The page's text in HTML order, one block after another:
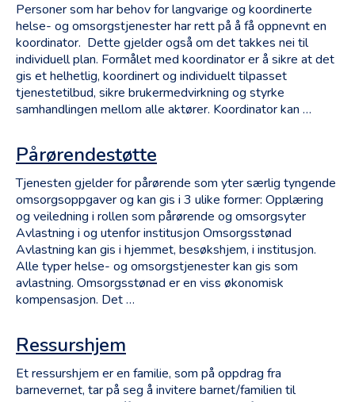
Personer som har behov for langvarige og koordinerte
helse- og omsorgstjenester har rett på å få oppnevnt en
koordinator. Dette gjelder også om det takkes nei til
individuell plan. Formålet med koordinator er å sikre at det
gis et helhetlig, koordinert og individuelt tilpasset
tjenestetilbud, sikre brukermedvirkning og styrke
samhandlingen mellom alle aktører. Koordinator kan …
Pårørendestøtte
Tjenesten gjelder for pårørende som yter særlig tyngende
omsorgsoppgaver og kan gis i 3 ulike former: Opplæring
og veiledning i rollen som pårørende og omsorgsyter
Avlastning i og utenfor institusjon Omsorgsstønad
Avlastning kan gis i hjemmet, besøkshjem, i institusjon.
Alle typer helse- og omsorgstjenester kan gis som
avlastning. Omsorgsstønad er en viss økonomisk
kompensasjon. Det …
Ressurshjem
Et ressurshjem er en familie, som på oppdrag fra
barnevernet, tar på seg å invitere barnet/familien til